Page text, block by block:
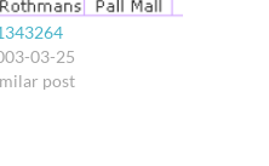
03-25
post